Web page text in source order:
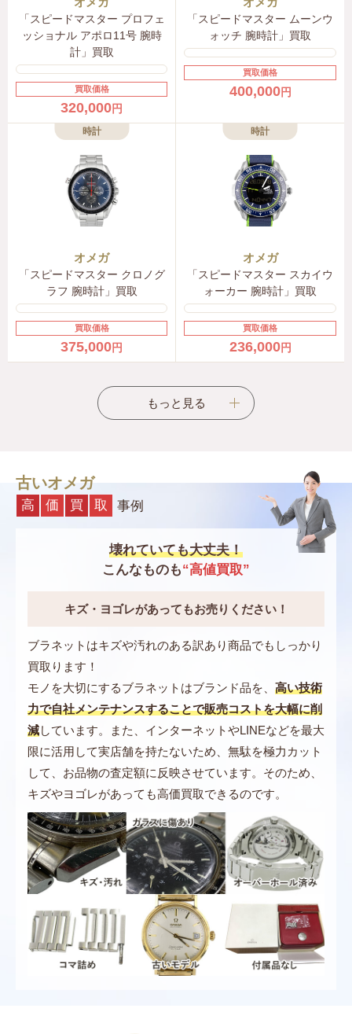
「スピードマスター プロフェ
ッショナル アポロ11号 腕時
計」買取
買取価格
320,000円
「スピードマスター ムーンウ
ォッチ 腕時計」買取
買取価格
400,000円
時計
オメガ
「スピードマスター クロノグ
ラフ 腕時計」買取
買取価格
375,000円
時計
オメガ
「スピードマスター スカイウ
ォーカー 腕時計」買取
買取価格
236,000円
もっと見る
古いオメガ
高 価 買 取 事例
壊れていても大丈夫！
こんなものも“高値買取”
キズ・ヨゴレがあってもお売りください！
ブラネットはキズや汚れのある訳あり商品でもしっかり
買取ります！
モノを大切にするブラネットはブランド品を、 高い技術
力で自社メンテナンスすることで販売コストを大幅に削
減しています。また、インターネットやLINEなどを最大
限に活用して実店舗を持たないため、無駄を極力カット
して、お品物の査定額に反映させています。そのため、
キズやヨゴレがあっても高価買取できるのです。